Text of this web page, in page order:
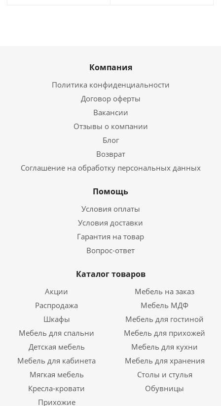
Компания
Политика конфиденциальности
Договор оферты
Вакансии
Отзывы о компании
Блог
Возврат
Соглашение на обработку персональных данных
Помощь
Условия оплаты
Условия доставки
Гарантия на товар
Вопрос-ответ
Каталог товаров
Акции
Мебель на заказ
Распродажа
Мебель МДФ
Шкафы
Мебель для гостиной
Мебель для спальни
Мебель для прихожей
Детская мебель
Мебель для кухни
Мебель для кабинета
Мебель для хранения
Мягкая мебель
Столы и стулья
Кресла-кровати
Обувницы
Прихожие